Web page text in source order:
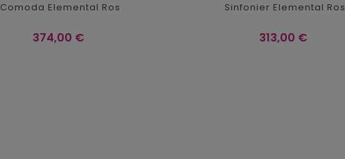
Comoda Elemental Ros
Precio
374,00 €
Sinfonier Elemental Ros
Precio
313,00 €